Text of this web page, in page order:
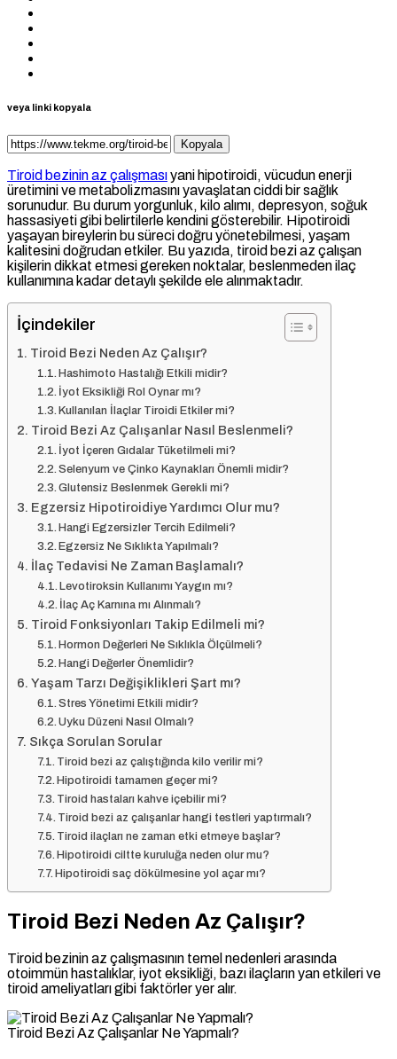
veya linki kopyala
Kopyala
Tiroid bezinin az çalışmasıyani hipotiroidi, vücudun enerji
üretimini ve metabolizmasını yavaşlatan ciddi bir sağlık
sorunudur. Bu durum yorgunluk, kilo alımı, depresyon, soğuk
hassasiyeti gibi belirtilerle kendini gösterebilir. Hipotiroidi
yaşayan bireylerin bu süreci doğru yönetebilmesi, yaşam
kalitesini doğrudan etkiler. Bu yazıda, tiroid bezi az çalışan
kişilerin dikkat etmesi gereken noktalar, beslenmeden ilaç
kullanımına kadar detaylı şekilde ele alınmaktadır.
İçindekiler
Tiroid Bezi Neden Az Çalışır?
Hashimoto Hastalığı Etkili midir?
İyot Eksikliği Rol Oynar mı?
Kullanılan İlaçlar Tiroidi Etkiler mi?
Tiroid Bezi Az Çalışanlar Nasıl Beslenmeli?
İyot İçeren Gıdalar Tüketilmeli mi?
Selenyum ve Çinko Kaynakları Önemli midir?
Glutensiz Beslenmek Gerekli mi?
Egzersiz Hipotiroidiye Yardımcı Olur mu?
Hangi Egzersizler Tercih Edilmeli?
Egzersiz Ne Sıklıkta Yapılmalı?
İlaç Tedavisi Ne Zaman Başlamalı?
Levotiroksin Kullanımı Yaygın mı?
İlaç Aç Karnına mı Alınmalı?
Tiroid Fonksiyonları Takip Edilmeli mi?
Hormon Değerleri Ne Sıklıkla Ölçülmeli?
Hangi Değerler Önemlidir?
Yaşam Tarzı Değişiklikleri Şart mı?
Stres Yönetimi Etkili midir?
Uyku Düzeni Nasıl Olmalı?
Sıkça Sorulan Sorular
Tiroid bezi az çalıştığında kilo verilir mi?
Hipotiroidi tamamen geçer mi?
Tiroid hastaları kahve içebilir mi?
Tiroid bezi az çalışanlar hangi testleri yaptırmalı?
Tiroid ilaçları ne zaman etki etmeye başlar?
Hipotiroidi ciltte kuruluğa neden olur mu?
Hipotiroidi saç dökülmesine yol açar mı?
Tiroid Bezi Neden Az Çalışır?
Tiroid bezinin az çalışmasının temel nedenleri arasında
otoimmün hastalıklar, iyot eksikliği, bazı ilaçların yan etkileri ve
tiroid ameliyatları gibi faktörler yer alır.
Tiroid Bezi Az Çalışanlar Ne Yapmalı?